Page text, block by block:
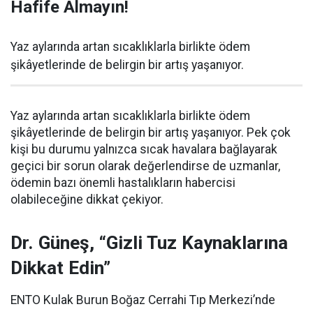
Hafife Almayın!
Yaz aylarında artan sıcaklıklarla birlikte ödem
şikâyetlerinde de belirgin bir artış yaşanıyor.
Yaz aylarında artan sıcaklıklarla birlikte ödem
şikâyetlerinde de belirgin bir artış yaşanıyor. Pek çok
kişi bu durumu yalnızca sıcak havalara bağlayarak
geçici bir sorun olarak değerlendirse de uzmanlar,
ödemin bazı önemli hastalıkların habercisi
olabileceğine dikkat çekiyor.
Dr. Güneş, “Gizli Tuz Kaynaklarına
Dikkat Edin”
ENTO Kulak Burun Boğaz Cerrahi Tıp Merkezi’nde